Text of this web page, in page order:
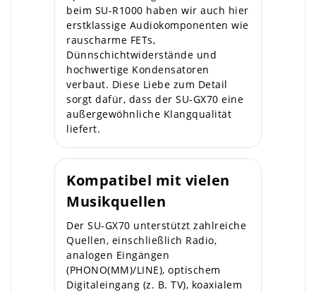
beim SU-R1000 haben wir auch hier
erstklassige Audiokomponenten wie
rauscharme FETs,
Dünnschichtwiderstände und
hochwertige Kondensatoren
verbaut. Diese Liebe zum Detail
sorgt dafür, dass der SU-GX70 eine
außergewöhnliche Klangqualität
liefert.
Kompatibel mit vielen
Musikquellen
Der SU-GX70 unterstützt zahlreiche
Quellen, einschließlich Radio,
analogen Eingängen
(PHONO(MM)/LINE), optischem
Digitaleingang (z. B. TV), koaxialem